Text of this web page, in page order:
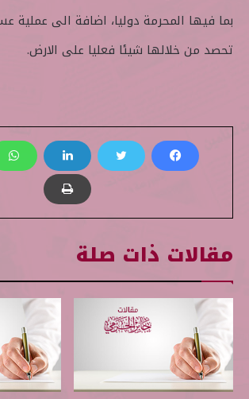
بما فيها المحرمة دوليا، اضافة الى عملية
تحصد من خلالها شيئا فعليا على الارض.
مقالات ذات صلة